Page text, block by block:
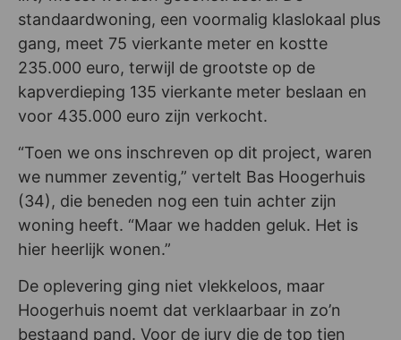
standaardwoning, een voormalig klaslokaal plus
gang, meet 75 vierkante meter en kostte
235.000 euro, terwijl de grootste op de
kapverdieping 135 vierkante meter beslaan en
voor 435.000 euro zijn verkocht.
“Toen we ons inschreven op dit project, waren
we nummer zeventig,” vertelt Bas Hoogerhuis
(34), die beneden nog een tuin achter zijn
woning heeft. “Maar we hadden geluk. Het is
hier heerlijk wonen.”
De oplevering ging niet vlekkeloos, maar
Hoogerhuis noemt dat verklaarbaar in zo’n
bestaand pand. Voor de jury die de top tien